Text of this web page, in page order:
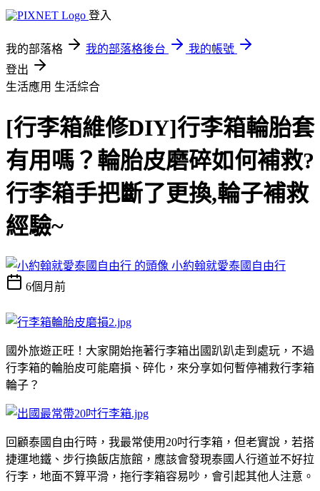
登入
我的部落格 我的部落格後台
我的帳號
登出
生活應用 生活綜合
[行李箱維修DIY]行李箱輪胎套
有用嗎？輪胎皮磨碎如何補救?
行李箱手把斷了更換,輪子補救
經驗~
小約翰就愛泰國自由行
6個月前
國外旅遊正旺！大家開始拖著行李箱出國趴趴走到處玩，不過
行李箱的輪胎皮可能磨損、碎化，來分享如何暫停補救行李箱
輪子？
回顧泰國自由行時，我最常使用20吋行李箱，但老實說，若搭
捷運地鐵、步行換飯店旅館，應該會發現泰國人行道並不好拉
行李，地面不算平滑，拖行李箱容易吵，會引起其他人注意。